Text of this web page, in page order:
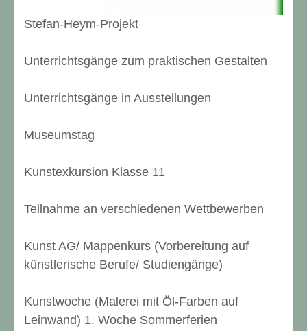
Stefan-Heym-Projekt
Unterrichtsgänge zum praktischen Gestalten
Unterrichtsgänge in Ausstellungen
Museumstag
Kunstexkursion Klasse 11
Teilnahme an verschiedenen Wettbewerben
Kunst AG/ Mappenkurs (Vorbereitung auf
künstlerische Berufe/ Studiengänge)
Kunstwoche (Malerei mit Öl-Farben auf
Leinwand) 1. Woche Sommerferien